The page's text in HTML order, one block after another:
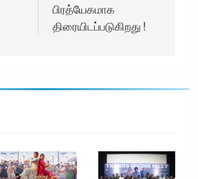
பிரத்யேகமாக
திரையிடப்படுகிறது !